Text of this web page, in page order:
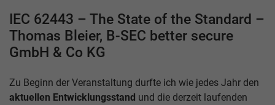
IEC 62443 – The State of the Standard –
Thomas Bleier, B-SEC better secure
GmbH & Co KG
Zu Beginn der Veranstaltung durfte ich wie jedes Jahr den
aktuellen Entwicklungsstand und die derzeit laufenden